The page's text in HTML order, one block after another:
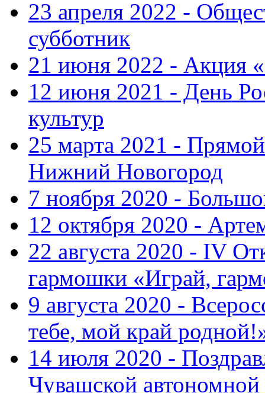
23 апреля 2022 -
субботник
21 июня 2022 - Акция
12 июня 2021 - День
культур
25 марта 2021 -
Нижний Новогород
7 ноября 2020 -
12 октября 2020 -
22 августа 2020 - IV
гармошки «Играй,
9 августа 2020 -
тебе, мой край
14 июля 2020 -
Чувашской автономной